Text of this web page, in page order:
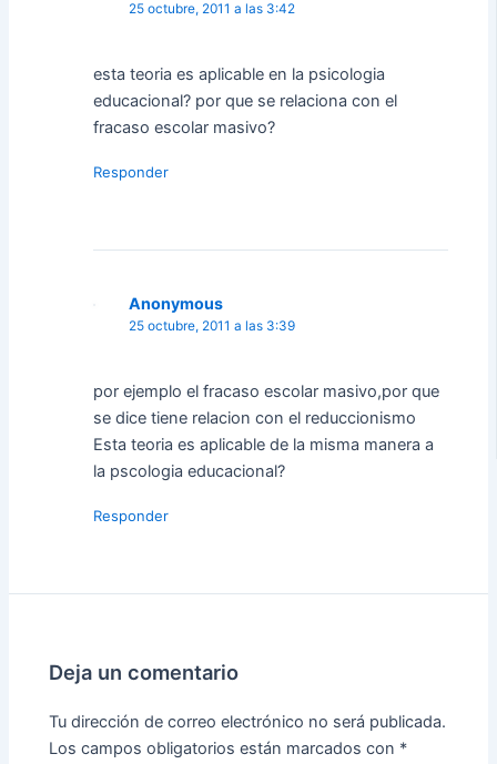
25 octubre, 2011 a las 3:42
esta teoria es aplicable en la psicologia
educacional? por que se relaciona con el
fracaso escolar masivo?
Responder
Anonymous
25 octubre, 2011 a las 3:39
por ejemplo el fracaso escolar masivo,por que
se dice tiene relacion con el reduccionismo
Esta teoria es aplicable de la misma manera a
la pscologia educacional?
Responder
Deja un comentario
Tu dirección de correo electrónico no será publicada.
Los campos obligatorios están marcados con *